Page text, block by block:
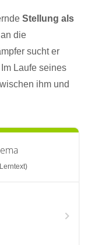
Stellung als
die
sucht er
Laufe seines
ihm und